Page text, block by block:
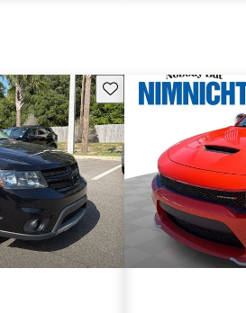
Guarda este Aviso